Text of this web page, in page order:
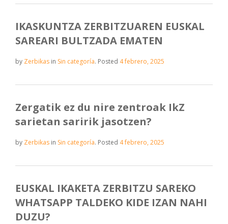
IKASKUNTZA ZERBITZUAREN EUSKAL
SAREARI BULTZADA EMATEN
by Zerbikas in Sin categoría. Posted 4 febrero, 2025
Zergatik ez du nire zentroak IkZ
sarietan saririk jasotzen?
by Zerbikas in Sin categoría. Posted 4 febrero, 2025
EUSKAL IKAKETA ZERBITZU SAREKO
WHATSAPP TALDEKO KIDE IZAN NAHI
DUZU?